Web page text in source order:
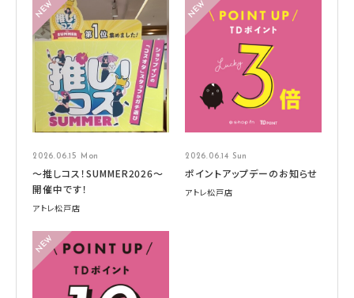
2026.06.15 Mon
～推しコス！SUMMER2026～
開催中です！
アトレ松戸店
2026.06.14 Sun
ポイントアップデーのお知らせ
アトレ松戸店